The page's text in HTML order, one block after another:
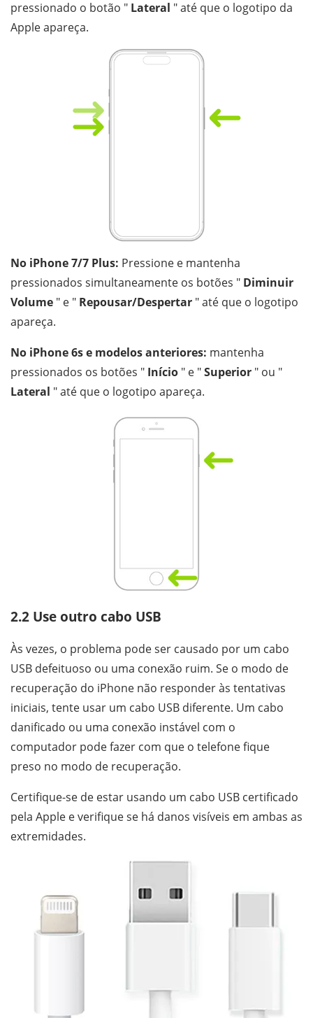
pressionado o botão " Lateral " até que o logotipo da
Apple apareça.
No iPhone 7/7 Plus: Pressione e mantenha
pressionados simultaneamente os botões " Diminuir
Volume " e " Repousar/Despertar " até que o logotipo
apareça.
No iPhone 6s e modelos anteriores: mantenha
pressionados os botões " Início " e "Superior " ou "
Lateral " até que o logotipo apareça.
2.2 Use outro cabo USB
Às vezes, o problema pode ser causado por um cabo
USB defeituoso ou uma conexão ruim. Se o modo de
recuperação do iPhone não responder às tentativas
iniciais, tente usar um cabo USB diferente. Um cabo
danificado ou uma conexão instável com o
computador pode fazer com que o telefone fique
preso no modo de recuperação.
Certifique-se de estar usando um cabo USB certificado
pela Apple e verifique se há danos visíveis em ambas as
extremidades.